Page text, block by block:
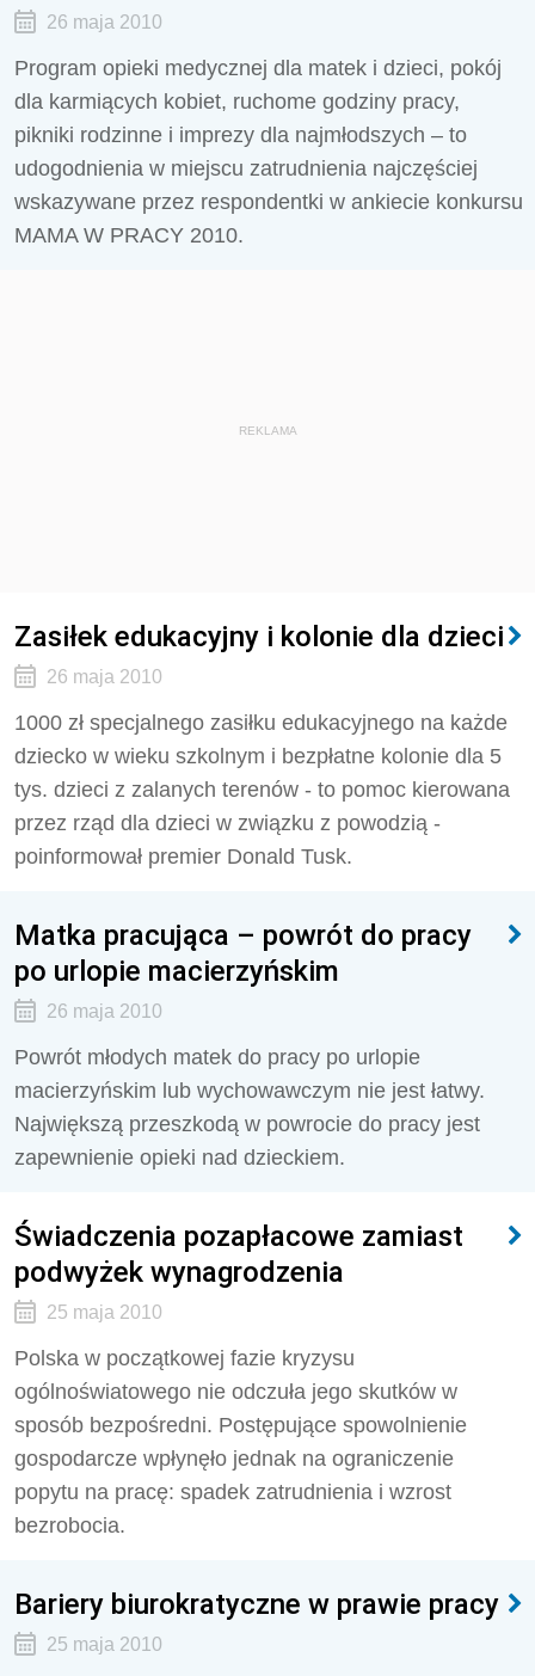
26 maja 2010
Program opieki medycznej dla matek i dzieci, pokój
dla karmiących kobiet, ruchome godziny pracy,
pikniki rodzinne i imprezy dla najmłodszych – to
udogodnienia w miejscu zatrudnienia najczęściej
wskazywane przez respondentki w ankiecie konkursu
MAMA W PRACY 2010.
REKLAMA
Zasiłek edukacyjny i kolonie dla dzieci
26 maja 2010
1000 zł specjalnego zasiłku edukacyjnego na każde
dziecko w wieku szkolnym i bezpłatne kolonie dla 5
tys. dzieci z zalanych terenów - to pomoc kierowana
przez rząd dla dzieci w związku z powodzią -
poinformował premier Donald Tusk.
Matka pracująca – powrót do pracy
po urlopie macierzyńskim
26 maja 2010
Powrót młodych matek do pracy po urlopie
macierzyńskim lub wychowawczym nie jest łatwy.
Największą przeszkodą w powrocie do pracy jest
zapewnienie opieki nad dzieckiem.
Świadczenia pozapłacowe zamiast
podwyżek wynagrodzenia
25 maja 2010
Polska w początkowej fazie kryzysu
ogólnoświatowego nie odczuła jego skutków w
sposób bezpośredni. Postępujące spowolnienie
gospodarcze wpłynęło jednak na ograniczenie
popytu na pracę: spadek zatrudnienia i wzrost
bezrobocia.
Bariery biurokratyczne w prawie pracy
25 maja 2010